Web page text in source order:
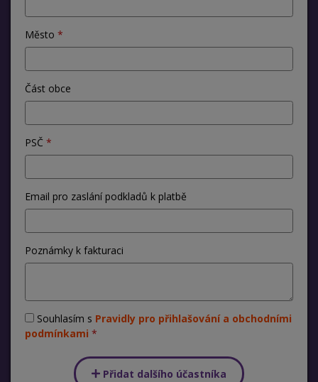
Město
Část obce
PSČ
Email pro zaslání podkladů k platbě
Poznámky k fakturaci
Souhlasím s Pravidly pro přihlašování a obchodními
podmínkami
Přidat dalšího účastníka